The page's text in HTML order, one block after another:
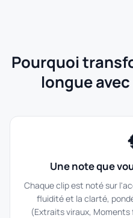
Pourquoi
longue
Une note que
Chaque clip est noté sur
fluidité et la clarté,
(Extraits viraux,